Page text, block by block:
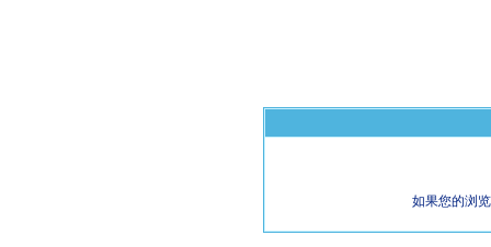
如果您的浏